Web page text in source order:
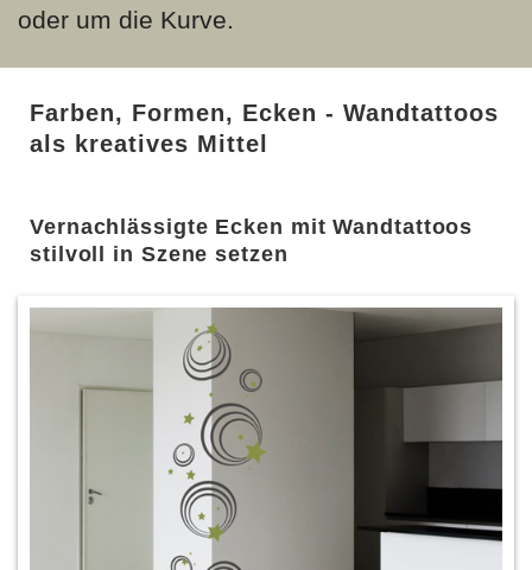
oder um die Kurve.
Farben, Formen, Ecken - Wandtattoos
als kreatives Mittel
Vernachlässigte Ecken mit Wandtattoos
stilvoll in Szene setzen